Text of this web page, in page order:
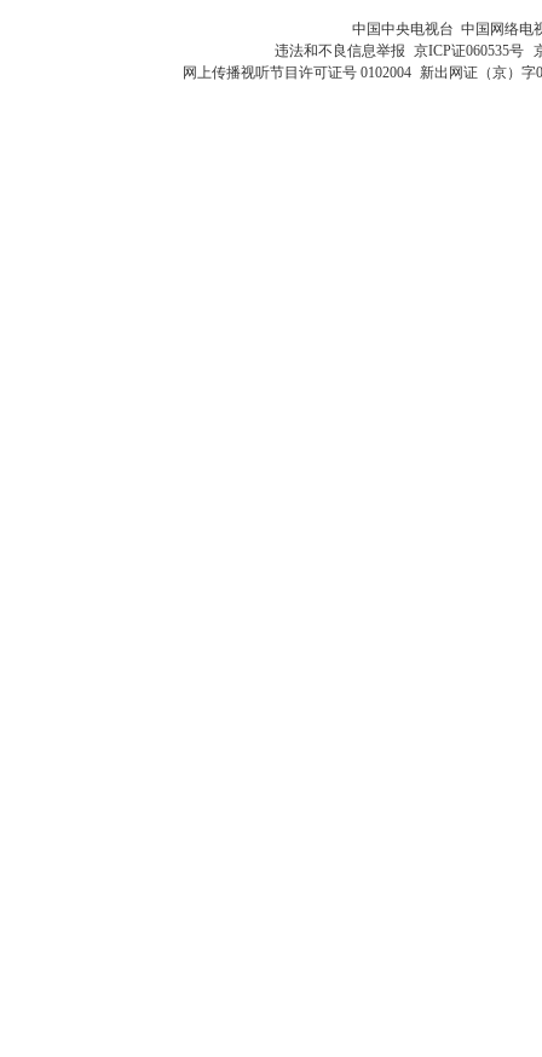
中国中央电视台 中国网络电
违法和不良信息举报 京ICP证060535号
网上传播视听节目许可证号 0102004 新出网证（京）